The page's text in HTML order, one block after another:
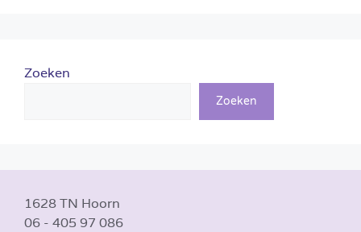
Zoeken
Zoeken
1628 TN Hoorn
06 - 405 97 086